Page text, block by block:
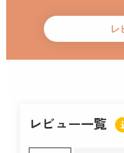
レビュー一覧